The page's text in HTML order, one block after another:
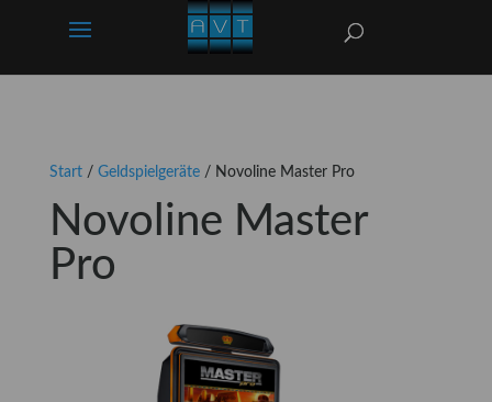
Start/ Geldspielgeräte/ Novoline Master Pro
Novoline Master
Pro